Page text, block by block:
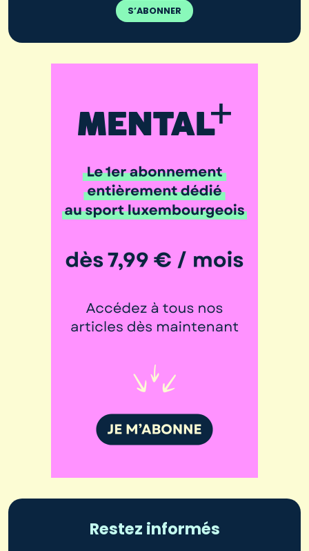
S’ABONNER
Restez informés